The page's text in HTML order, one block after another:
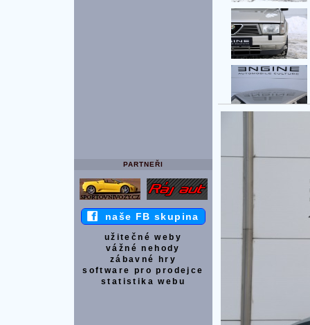
PARTNEŘI
naše FB skupina
užitečné weby
vážné nehody
zábavné hry
software pro prodejce
statistika webu